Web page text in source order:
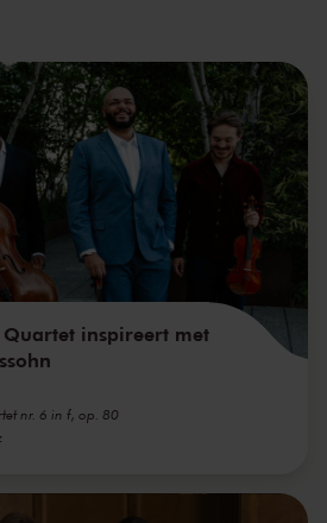
inspireert met
nr. 6 in f, op. 80